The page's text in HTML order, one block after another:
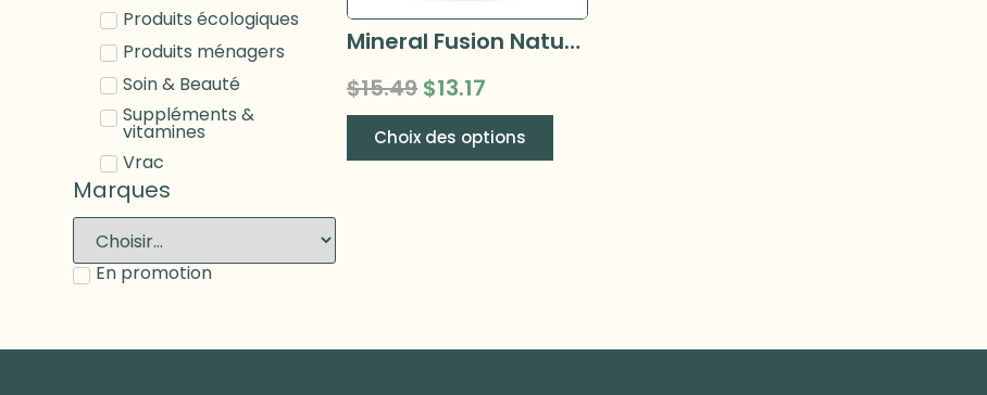
Produits écologiques
Produits ménagers
Soin & Beauté
Suppléments &
vitamines
Vrac
Marques
En promotion
Mineral Fusion Natural Brands - Vernis à ongle 10 ml
$15.49 $13.17
Choix des options